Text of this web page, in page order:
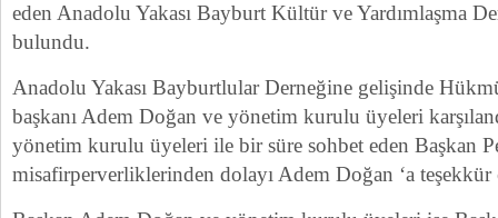
eden Anadolu Yakası Bayburt Kültür ve Yardımlaşma
bulundu.
Anadolu Yakası Bayburtlular Derneğine gelişinde
başkanı Adem Doğan ve yönetim kurulu üyeleri
yönetim kurulu üyeleri ile bir süre sohbet eden Başkan
misafirperverliklerinden dolayı Adem Doğan ‘a teşekkür